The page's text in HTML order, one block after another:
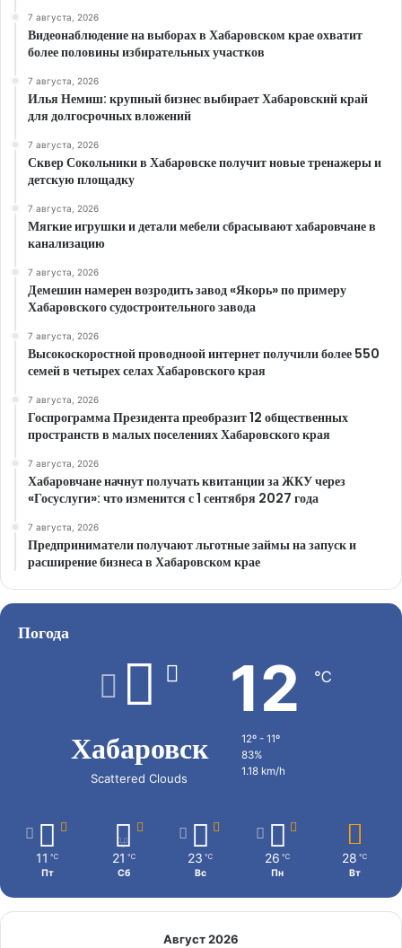
7 августа, 2026
Видеонаблюдение на выборах в Хабаровском крае охватит
более половины избирательных участков
7 августа, 2026
Илья Немиш: крупный бизнес выбирает Хабаровский край
для долгосрочных вложений
7 августа, 2026
Сквер Сокольники в Хабаровске получит новые тренажеры и
детскую площадку
7 августа, 2026
Мягкие игрушки и детали мебели сбрасывают хабаровчане в
канализацию
7 августа, 2026
Демешин намерен возродить завод «Якорь» по примеру
Хабаровского судостроительного завода
7 августа, 2026
Высокоскоростной проводноой интернет получили более 550
семей в четырех селах Хабаровского края
7 августа, 2026
Госпрограмма Президента преобразит 12 общественных
пространств в малых поселениях Хабаровского края
7 августа, 2026
Хабаровчане начнут получать квитанции за ЖКУ через
«Госуслуги»: что изменится с 1 сентября 2027 года
7 августа, 2026
Предприниматели получают льготные займы на запуск и
расширение бизнеса в Хабаровском крае
Погода
Хабаровск
Scattered Clouds
12 ℃
12º - 11º
83%
1.18 km/h
11 ℃
Пт
21 ℃
Сб
23 ℃
Вс
26 ℃
Пн
28 ℃
Вт
Август 2026